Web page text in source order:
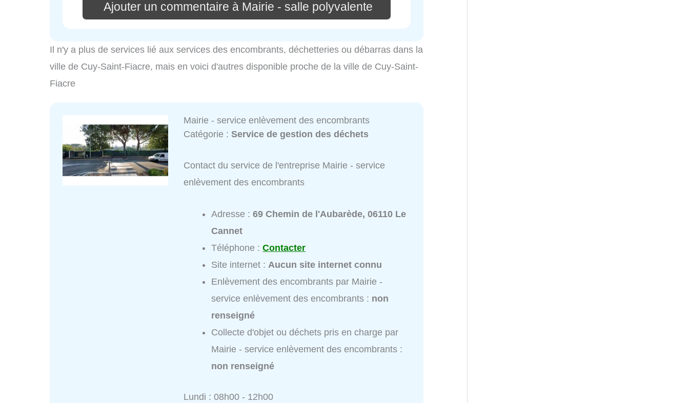
Ajouter un commentaire à Mairie - salle polyvalente
Il n'y a plus de services lié aux services des encombrants, déchetteries ou débarras dans la
ville de Cuy-Saint-Fiacre, mais en voici d'autres disponible proche de la ville de Cuy-Saint-
Fiacre
Mairie - service enlèvement des encombrants
Catégorie :Service de gestion des déchets
Contact du service de l'entreprise Mairie - service
enlèvement des encombrants
Adresse :69 Chemin de l'Aubarède, 06110 Le
Cannet
Téléphone :Contacter
Site internet :Aucun site internet connu
Enlèvement des encombrants par Mairie -
service enlèvement des encombrants : non
renseigné
Collecte d'objet ou déchets pris en charge par
Mairie - service enlèvement des encombrants :
non renseigné
Lundi : 08h00 - 12h00